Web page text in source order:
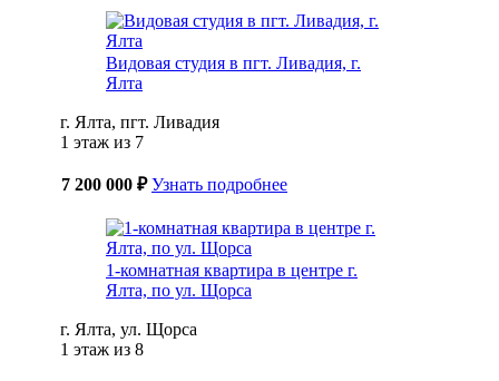
Видовая студия в пгт. Ливадия, г.
Ялта
г. Ялта, пгт. Ливадия
1 этаж из 7
7 200 000 ₽ Узнать подробнее
1-комнатная квартира в центре г.
Ялта, по ул. Щорса
г. Ялта, ул. Щорса
1 этаж из 8